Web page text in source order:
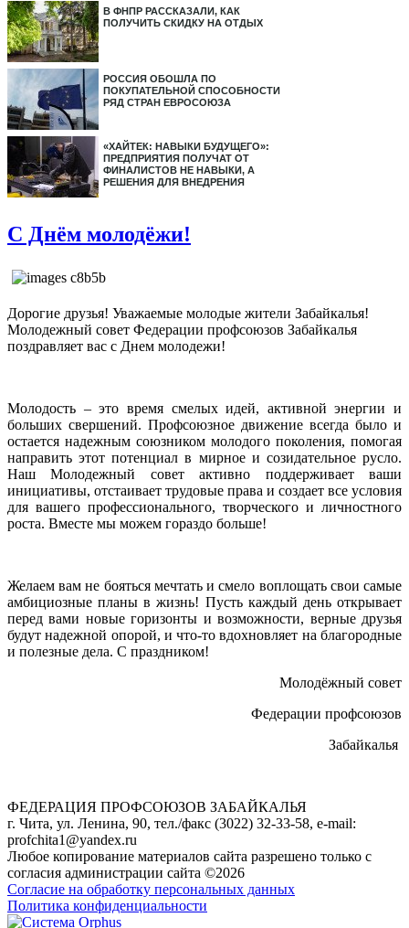
В ФНПР РАССКАЗАЛИ, КАК
ПОЛУЧИТЬ СКИДКУ НА ОТДЫХ
РОССИЯ ОБОШЛА ПО
ПОКУПАТЕЛЬНОЙ СПОСОБНОСТИ
РЯД СТРАН ЕВРОСОЮЗА
«ХАЙТЕК: НАВЫКИ БУДУЩЕГО»:
ПРЕДПРИЯТИЯ ПОЛУЧАТ ОТ
ФИНАЛИСТОВ НЕ НАВЫКИ, А
РЕШЕНИЯ ДЛЯ ВНЕДРЕНИЯ
С Днём молодёжи!
Дорогие друзья! Уважаемые молодые жители Забайкалья!
Молодежный совет Федерации профсоюзов Забайкалья
поздравляет вас с Днем молодежи!
Молодость – это время смелых идей, активной энергии и
больших свершений. Профсоюзное движение всегда было и
остается надежным союзником молодого поколения, помогая
направить этот потенциал в мирное и созидательное русло.
Наш Молодежный совет активно поддерживает ваши
инициативы, отстаивает трудовые права и создает все условия
для вашего профессионального, творческого и личностного
роста. Вместе мы можем гораздо больше!
Желаем вам не бояться мечтать и смело воплощать свои самые
амбициозные планы в жизнь! Пусть каждый день открывает
перед вами новые горизонты и возможности, верные друзья
будут надежной опорой, и что-то вдохновляет на благородные
и полезные дела. С праздником!
Молодёжный совет
Федерации профсоюзов
Забайкалья
ФЕДЕРАЦИЯ ПРОФСОЮЗОВ ЗАБАЙКАЛЬЯ
г. Чита, ул. Ленина, 90, тел./факс (3022) 32-33-58, e-mail:
profchita1@yandex.ru
Любое копирование материалов сайта разрешено только с
согласия администрации сайта ©2026
Согласие на обработку персональных данных
Политика конфиденциальности